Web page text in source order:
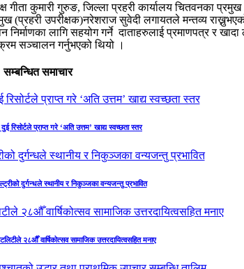
कुमारी गुरुङ, जिल्ला प्रहरी कार्यालय चितवनका प्रमुख
(प्रहरी उपरीक्षक)नरेशराज सुवेदी लगायतले मन्तव्य
लागि सहयोग गर्ने दाताहरुलाई प्रमाणपत्र र
सञ्चालन गर्नुभएको थियो ।
सम्बन्धित समाचार
दुई रिसोर्टले प्राप्त गरे ‘अति उत्तम’ खाद्य स्वच्छता स्तर
दुर्गन्धले स्थानीय र निकुञ्जका वन्यजन्तु प्रभावित
२८औँ वार्षिकोत्सव सामाजिक उत्तरदायित्वसहित मनाए